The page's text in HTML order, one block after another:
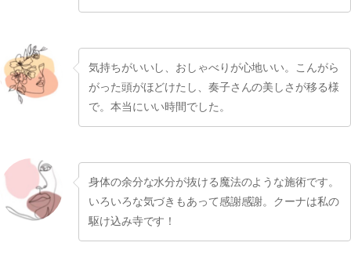
気持ちがいいし、おしゃべりが心地いい。こんがら
がった頭がほどけたし、奏子さんの美しさが移る様
で。本当にいい時間でした。
身体の余分な水分が抜ける魔法のような施術です。
いろいろな気づきもあって感謝感謝。クーナは私の
駆け込み寺です！